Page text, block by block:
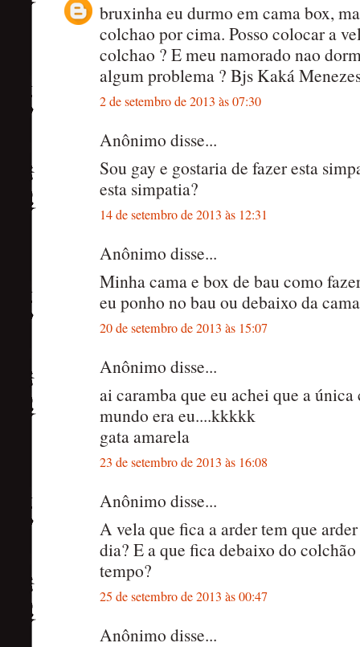
bruxinha eu durmo em cama box,
colchao por cima. Posso colocar a
colchao ? E meu namorado nao
algum problema ? Bjs Kaká
2 de setembro de 2013 às 07:30
Anônimo disse...
Sou gay e gostaria de fazer esta
esta simpatia?
14 de setembro de 2013 às 12:31
Anônimo disse...
Minha cama e box de bau como
eu ponho no bau ou debaixo da
20 de setembro de 2013 às 15:07
Anônimo disse...
ai caramba que eu achei que a
mundo era eu....kkkkk
gata amarela
23 de setembro de 2013 às 16:08
Anônimo disse...
A vela que fica a arder tem que
dia? E a que fica debaixo do
tempo?
25 de setembro de 2013 às 00:47
Anônimo disse...